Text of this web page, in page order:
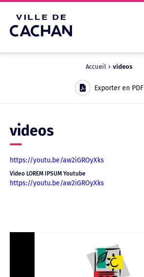
Recherche
Accueil videos
Exporter en PDF
videos
https://youtu.be/aw2iGROyXks
Video LOREM IPSUM Youtube
https://youtu.be/aw2iGROyXks
Cookies management panel